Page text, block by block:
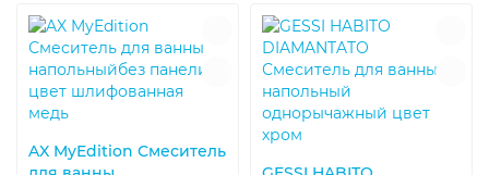
AX MyEdition Смеситель